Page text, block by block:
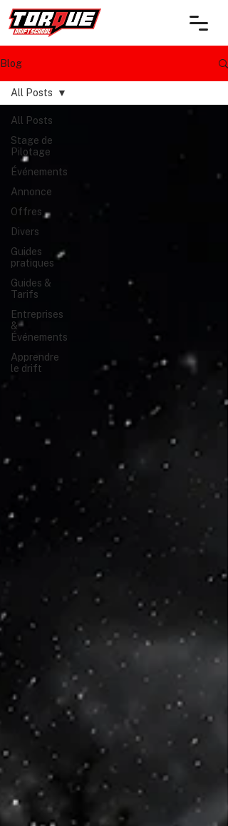
Blog
All Posts
Stage de
Pilotage
Événements
Annonce
Offres
Divers
Guides
pratiques
Guides &
Tarifs
Entreprises
&
Événements
Apprendre
le drift
All Posts